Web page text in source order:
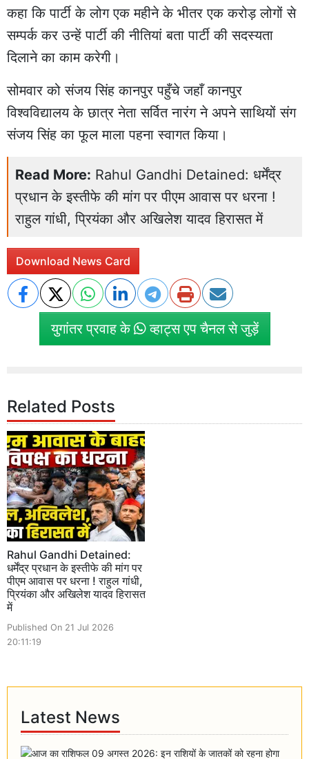
कहा कि पार्टी के लोग एक महीने के भीतर एक करोड़ लोगों से
सम्पर्क कर उन्हें पार्टी की नीतियां बता पार्टी की सदस्यता
दिलाने का काम करेगी।
सोमवार को संजय सिंह कानपुर पहुँचे जहाँ कानपुर
विश्वविद्यालय के छात्र नेता सर्वित नारंग ने अपने साथियों संग
संजय सिंह का फूल माला पहना स्वागत किया।
Read More: Rahul Gandhi Detained: धर्मेंद्र
प्रधान के इस्तीफे की मांग पर पीएम आवास पर धरना !
राहुल गांधी, प्रियंका और अखिलेश यादव हिरासत में
Download News Card
युगांतर प्रवाह के व्हाट्स एप चैनल से जुड़ें
Related Posts
Rahul Gandhi Detained:
धर्मेंद्र प्रधान के इस्तीफे की मांग पर
पीएम आवास पर धरना ! राहुल गांधी,
प्रियंका और अखिलेश यादव हिरासत
में
Published On 21 Jul 2026
20:11:19
Latest News